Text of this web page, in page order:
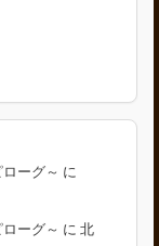
ーグ～ に
ーグ～ に北